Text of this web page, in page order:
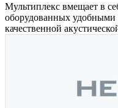
Мультиплекс вмещает в
оборудованных
качественной